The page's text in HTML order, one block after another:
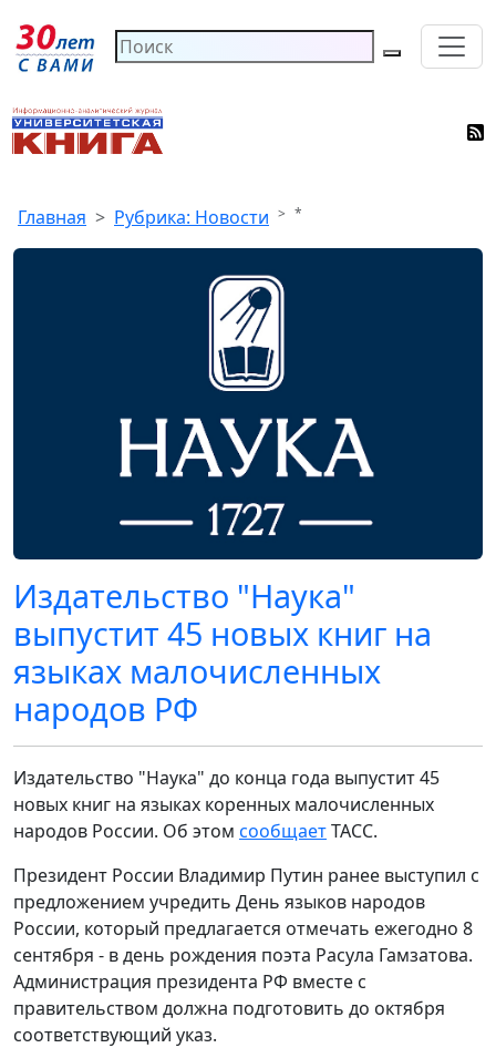
Главная Рубрика: Новости *
Издательство "Наука"
выпустит 45 новых книг на
языках малочисленных
народов РФ
Издательство "Наука" до конца года выпустит 45
новых книг на языках коренных малочисленных
народов России. Об этом сообщаетТАСС.
Президент России Владимир Путин ранее выступил с
предложением учредить День языков народов
России, который предлагается отмечать ежегодно 8
сентября - в день рождения поэта Расула Гамзатова.
Администрация президента РФ вместе с
правительством должна подготовить до октября
соответствующий указ.